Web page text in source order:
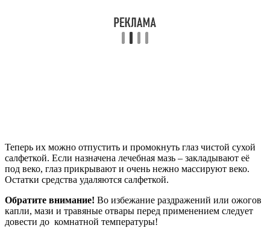
Теперь их можно отпустить и промокнуть глаз чистой сухой
салфеткой. Если назначена лечебная мазь – закладывают её
под веко, глаз прикрывают и очень нежно массируют веко.
Остатки средства удаляются салфеткой.
Обратите внимание! Во избежание раздражений или ожогов
капли, мази и травяные отвары перед применением следует
довести до комнатной температуры!